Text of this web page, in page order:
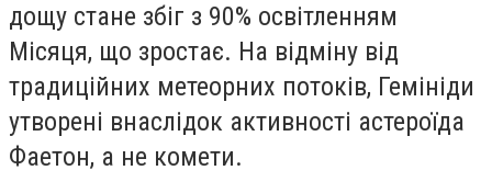
дощу стане збіг з 90% освітленням
Місяця, що зростає. На відміну від
традиційних метеорних потоків, Гемініди
утворені внаслідок активності астероїда
Фаетон, а не комети.